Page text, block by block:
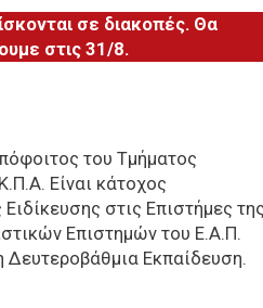
σε διακοπές. Θα
στις 31/8.
του Τμήματος
Είναι κάτοχος
στις Επιστήμες
Επιστημών του Ε.Α.Π.
Εκπαίδευση.